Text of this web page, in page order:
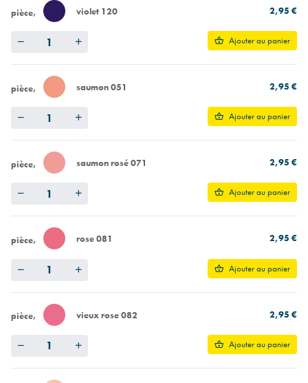
pièce violet 120 2,95 €
Ajouter au panier
pièce saumon 051 2,95 €
Ajouter au panier
pièce saumon rosé 071 2,95 €
Ajouter au panier
pièce rose 081 2,95 €
Ajouter au panier
pièce vieux rose 082 2,95 €
Ajouter au panier